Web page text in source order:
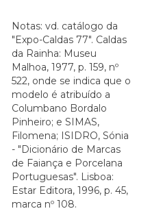
Notas: vd. catálogo da
"Expo-Caldas 77". Caldas
da Rainha: Museu
Malhoa, 1977, p. 159, nº
522, onde se indica que o
modelo é atribuído a
Columbano Bordalo
Pinheiro; e SIMAS,
Filomena; ISIDRO, Sónia
- "Dicionário de Marcas
de Faiança e Porcelana
Portuguesas". Lisboa:
Estar Editora, 1996, p. 45,
marca nº 108.